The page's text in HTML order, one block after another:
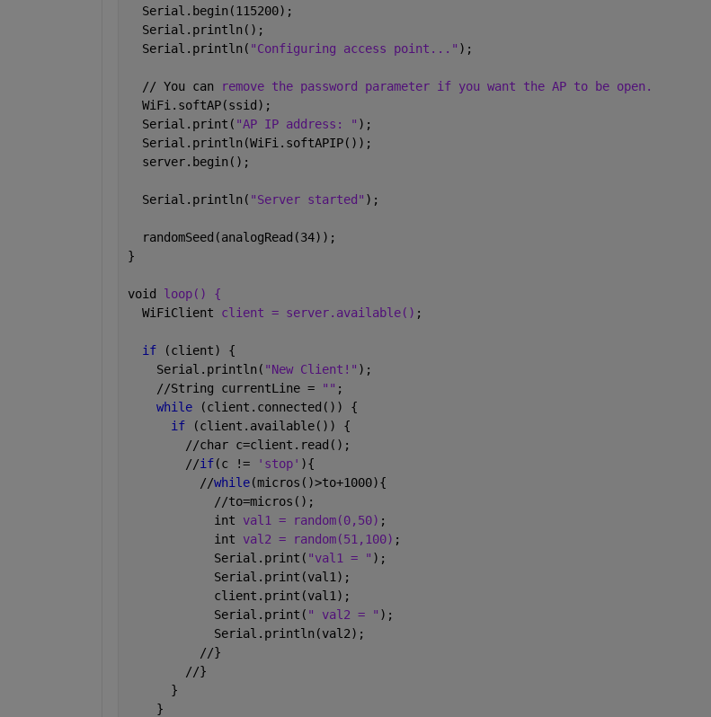
  Serial.begin(115200);
  Serial.println();
  Serial.println(
"Configuring access point..." );
  // You can
remove the password parameter if you want the AP to be open.
  WiFi.softAP(ssid);
  Serial.print(
"AP IP address: " );
  Serial.println(WiFi.softAPIP());
  server.begin();
  Serial.println(
"Server started" );
  randomSeed(analogRead(34));
}
void loop() {
  WiFiClient
client = server.available() ;
if
(client) {
    Serial.println(
"New Client!" );
    //String currentLine =
"" ;
while
(client.connected()) {
if
(client.available()) {
        //char c=client.read();
        //
if(c != 'stop' ){
          //
while(micros()>to+1000){
            //to=micros();
            int
val1 = random(0,50) ;
            int
val2 = random(51,100) ;
            Serial.print(
"val1 = " );
            Serial.print(val1);
            client.print(val1);
            Serial.print(
" val2 = " );
            Serial.println(val2);
          //}
        //}
      }
    }